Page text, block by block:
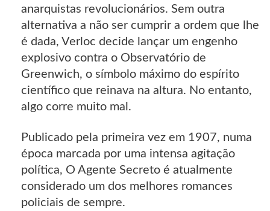
anarquistas revolucionários. Sem outra
alternativa a não ser cumprir a ordem que lhe
é dada, Verloc decide lançar um engenho
explosivo contra o Observatório de
Greenwich, o símbolo máximo do espírito
científico que reinava na altura. No entanto,
algo corre muito mal.
Publicado pela primeira vez em 1907, numa
época marcada por uma intensa agitação
política, O Agente Secreto é atualmente
considerado um dos melhores romances
policiais de sempre.